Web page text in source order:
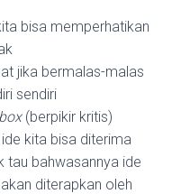
bisa memperhatikan
jika bermalas-malas
sendiri
(berpikir kritis)
kita bisa diterima
tau bahwasannya ide
diterapkan oleh